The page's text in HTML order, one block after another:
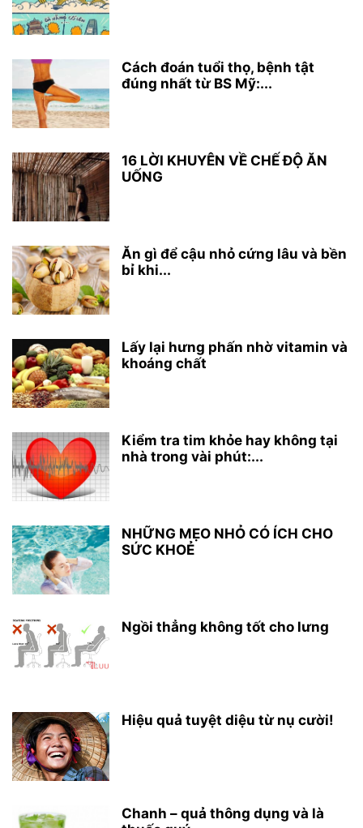
Cách đoán tuổi thọ, bệnh tật
đúng nhất từ BS Mỹ:...
16 LỜI KHUYÊN VỀ CHẾ ĐỘ ĂN
UỐNG
Ăn gì để cậu nhỏ cứng lâu và bền
bỉ khi...
Lấy lại hưng phấn nhờ vitamin và
khoáng chất
Kiểm tra tim khỏe hay không tại
nhà trong vài phút:...
NHỮNG MẸO NHỎ CÓ ÍCH CHO
SỨC KHOẺ
Ngồi thẳng không tốt cho lưng
Hiệu quả tuyệt diệu từ nụ cười!
Chanh – quả thông dụng và là